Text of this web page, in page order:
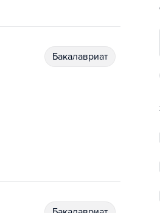
бакалавриат